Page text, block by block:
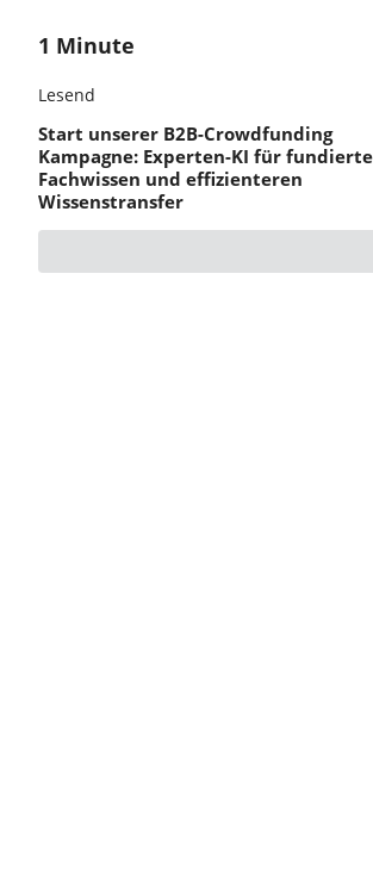
1 Minute
Lesend
Start unserer B2B-Crowdfunding
Kampagne: Experten-KI für
Fachwissen und effizienteren
Wissenstransfer